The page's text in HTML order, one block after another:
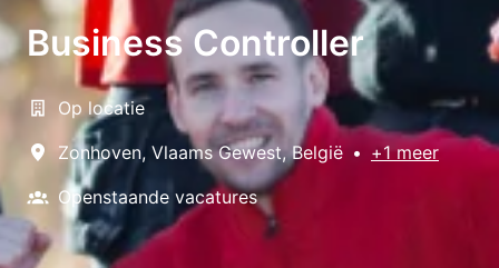
Business Controller
Op locatie
Zonhoven, Vlaams Gewest, België • +1 meer
Openstaande vacatures